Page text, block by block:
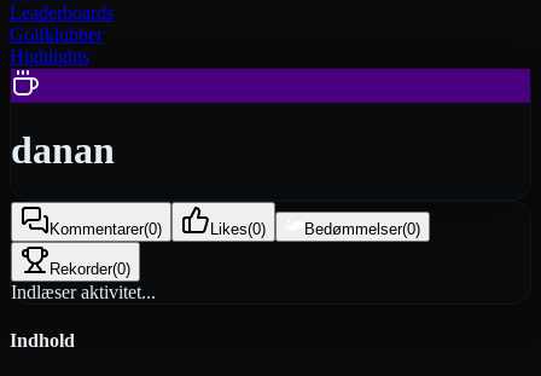
Leaderboards
Golfklubber
Highlights
danan
Kommentarer(0) Likes(0) Bedømmelser(0)
Rekorder(0)
Indlæser aktivitet...
Indhold